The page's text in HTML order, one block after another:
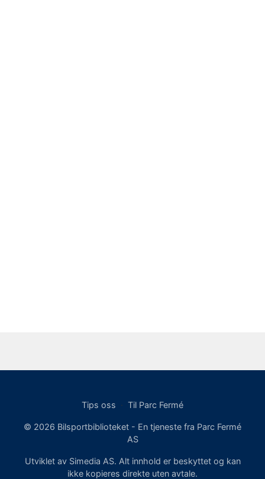
Tips oss · Til Parc Fermé
© 2026 Bilsportbiblioteket - En tjeneste fra Parc Fermé
AS
Utviklet av Simedia AS. Alt innhold er beskyttet og kan
ikke kopieres direkte uten avtale.